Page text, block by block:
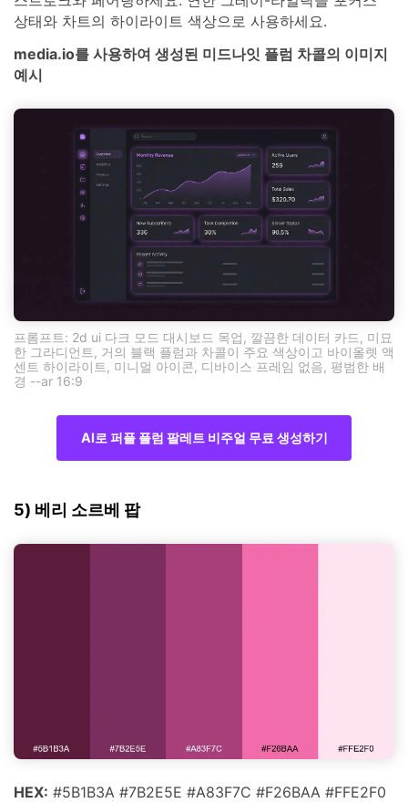
상태와 차트의 하이라이트 색상으로 사용하세요.
media.io를 사용하여 생성된 미드나잇 플럼 차콜의 이미지
예시
프롬프트: 2d ui 다크 모드 대시보드 목업, 깔끔한 데이터 카드, 미묘
한 그라디언트, 거의 블랙 플럼과 차콜이 주요 색상이고 바이올렛 액
센트 하이라이트, 미니멀 아이콘, 디바이스 프레임 없음, 평범한 배
경 --ar 16:9
AI로 퍼플 플럼 팔레트 비주얼 무료 생성하기
5) 베리 소르베 팝
HEX: #5B1B3A #7B2E5E #A83F7C #F26BAA #FFE2F0